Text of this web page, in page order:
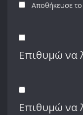
Αποθήκευσε
Επιθυμώ να
Επιθυμώ να